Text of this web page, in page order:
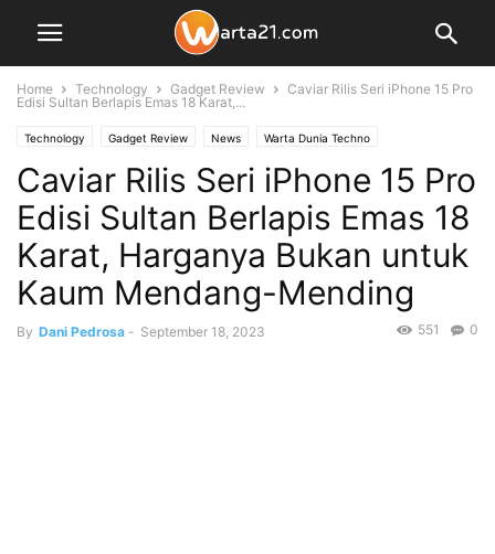
Home Technology Gadget Review
Caviar Rilis Seri iPhone 15 Pro
Edisi Sultan Berlapis Emas 18 Karat,...
Technology Gadget Review News Warta Dunia Techno
Caviar Rilis Seri iPhone 15 Pro
Edisi Sultan Berlapis Emas 18
Karat, Harganya Bukan untuk
Kaum Mendang-Mending
By Dani Pedrosa - September 18, 2023 0
551